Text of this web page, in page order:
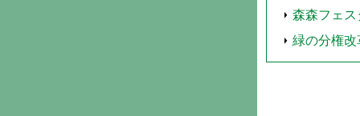
森森フェ
緑の分権改